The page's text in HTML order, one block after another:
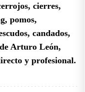
cierres,
pomos,
candados,
Arturo León,
y profesional.